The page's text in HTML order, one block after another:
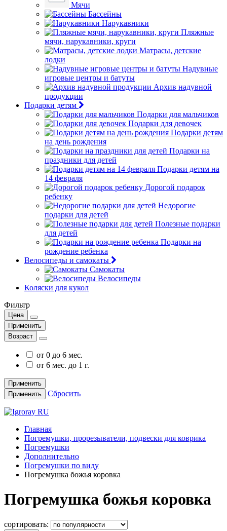
Мячи
Бассейны
Нарукавники
Пляжные
мячи, нарукавники, круги
Матрасы, детские
лодки
Надувные
игровые центры и батуты
Архив надувной
продукции
Подарки детям
Подарки для мальчиков
Подарки для девочек
Подарки детям
на день рождения
Подарки на
праздники для детей
Подарки детям на
14 февраля
Дорогой подарок
ребенку
Недорогие
подарки для детей
Полезные подарки
для детей
Подарки на
рождение ребенка
Велосипеды и самокаты
Самокаты
Велосипеды
Коляски для кукол
Фильтр
Цена
Применить
Возраст
от 0 до 6 мес.
от 6 мес. до 1 г.
Применить
Применить
Сбросить
Главная
Погремушки, прорезыватели, подвески для коврика
Погремушки
Дополнительно
Погремушки по виду
Погремушка божья коровка
Погремушка божья коровка
сортировать: